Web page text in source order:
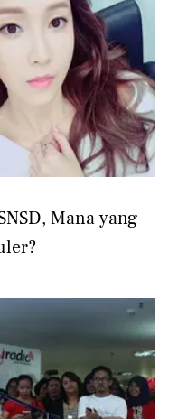
Mana yang